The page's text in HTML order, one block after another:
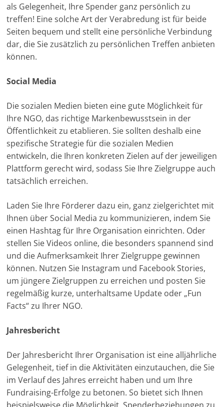
als Gelegenheit, Ihre Spender ganz persönlich zu
treffen! Eine solche Art der Verabredung ist für beide
Seiten bequem und stellt eine persönliche Verbindung
dar, die Sie zusätzlich zu persönlichen Treffen anbieten
können.
Social Media
Die sozialen Medien bieten eine gute Möglichkeit für
Ihre NGO, das richtige Markenbewusstsein in der
Öffentlichkeit zu etablieren. Sie sollten deshalb eine
spezifische Strategie für die sozialen Medien
entwickeln, die Ihren konkreten Zielen auf der jeweiligen
Plattform gerecht wird, sodass Sie Ihre Zielgruppe auch
tatsächlich erreichen.
Laden Sie Ihre Förderer dazu ein, ganz zielgerichtet mit
Ihnen über Social Media zu kommunizieren, indem Sie
einen Hashtag für Ihre Organisation einrichten. Oder
stellen Sie Videos online, die besonders spannend sind
und die Aufmerksamkeit Ihrer Zielgruppe gewinnen
können. Nutzen Sie Instagram und Facebook Stories,
um jüngere Zielgruppen zu erreichen und posten Sie
regelmäßig kurze, unterhaltsame Update oder „Fun
Facts“ zu Ihrer NGO.
Jahresbericht
Der Jahresbericht Ihrer Organisation ist eine alljährliche
Gelegenheit, tief in die Aktivitäten einzutauchen, die Sie
im Verlauf des Jahres erreicht haben und um Ihre
Fundraising-Erfolge zu betonen. So bietet sich Ihnen